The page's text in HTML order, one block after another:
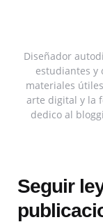
Diseñador
estudiantes y
materiales
arte digital y la
dedico al
Seguir